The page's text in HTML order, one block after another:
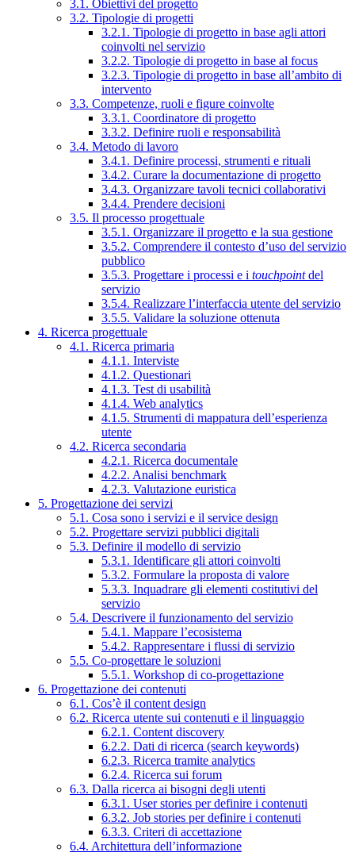
3.1. Obiettivi del progetto
3.2. Tipologie di progetti
3.2.1. Tipologie di progetto in base agli attori
coinvolti nel servizio
3.2.2. Tipologie di progetto in base al focus
3.2.3. Tipologie di progetto in base all’ambito di
intervento
3.3. Competenze, ruoli e figure coinvolte
3.3.1. Coordinatore di progetto
3.3.2. Definire ruoli e responsabilità
3.4. Metodo di lavoro
3.4.1. Definire processi, strumenti e rituali
3.4.2. Curare la documentazione di progetto
3.4.3. Organizzare tavoli tecnici collaborativi
3.4.4. Prendere decisioni
3.5. Il processo progettuale
3.5.1. Organizzare il progetto e la sua gestione
3.5.2. Comprendere il contesto d’uso del servizio
pubblico
3.5.3. Progettare i processi e i touchpointdel
servizio
3.5.4. Realizzare l’interfaccia utente del servizio
3.5.5. Validare la soluzione ottenuta
4. Ricerca progettuale
4.1. Ricerca primaria
4.1.1. Interviste
4.1.2. Questionari
4.1.3. Test di usabilità
4.1.4. Web analytics
4.1.5. Strumenti di mappatura dell’esperienza
utente
4.2. Ricerca secondaria
4.2.1. Ricerca documentale
4.2.2. Analisi benchmark
4.2.3. Valutazione euristica
5. Progettazione dei servizi
5.1. Cosa sono i servizi e il service design
5.2. Progettare servizi pubblici digitali
5.3. Definire il modello di servizio
5.3.1. Identificare gli attori coinvolti
5.3.2. Formulare la proposta di valore
5.3.3. Inquadrare gli elementi costitutivi del
servizio
5.4. Descrivere il funzionamento del servizio
5.4.1. Mappare l’ecosistema
5.4.2. Rappresentare i flussi di servizio
5.5. Co-progettare le soluzioni
5.5.1. Workshop di co-progettazione
6. Progettazione dei contenuti
6.1. Cos’è il content design
6.2. Ricerca utente sui contenuti e il linguaggio
6.2.1. Content discovery
6.2.2. Dati di ricerca (search keywords)
6.2.3. Ricerca tramite analytics
6.2.4. Ricerca sui forum
6.3. Dalla ricerca ai bisogni degli utenti
6.3.1. User stories per definire i contenuti
6.3.2. Job stories per definire i contenuti
6.3.3. Criteri di accettazione
6.4. Architettura dell’informazione